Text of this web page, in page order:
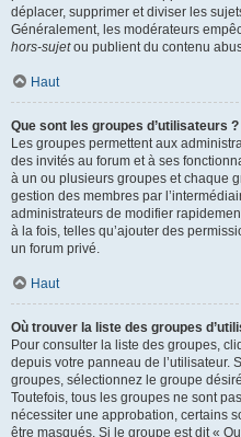
déplacer, supprimer et diviser les
Généralement, les modérateurs
hors-sujetou publient du contenu
Haut
Que sont les groupes d’utilisateurs ?
Les groupes permettent aux
des invités au forum et à ses
à un ou plusieurs groupes et chaque
gestion des membres par
administrateurs de modifier
à la fois, telles qu’ajouter des
un forum privé.
Haut
Où trouver la liste des groupes
Pour consulter la liste des groupes,
depuis votre panneau de l’utilisateur.
groupes, sélectionnez le groupe
Toutefois, tous les groupes ne sont
nécessiter une approbation, certains
être masqués. Si le groupe est dit «